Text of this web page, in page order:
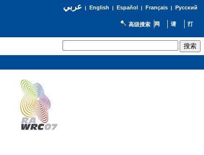
عربي| English | Español | Français| Русский
高级搜索